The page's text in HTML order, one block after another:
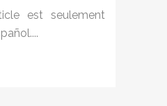
est seulement